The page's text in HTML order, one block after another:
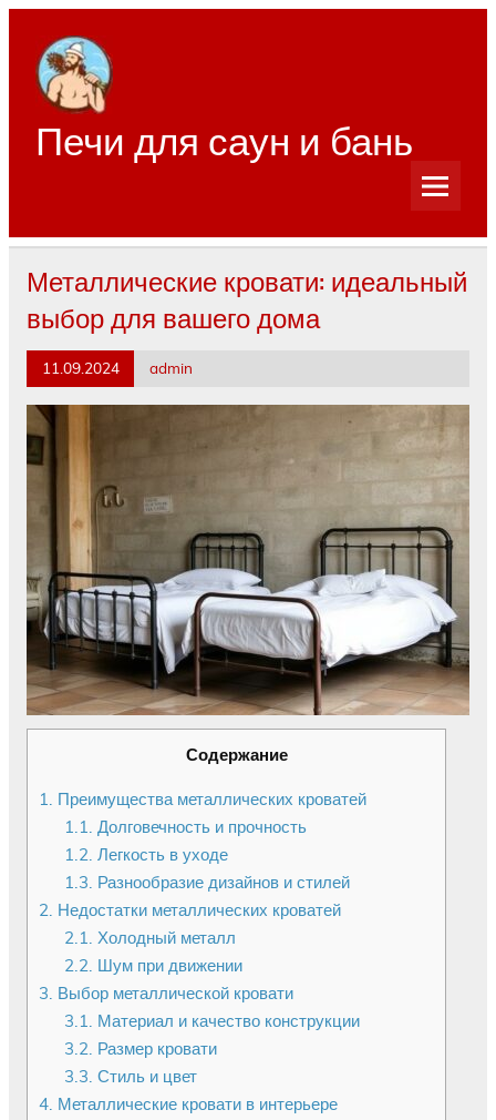
Перейти
содержимому
Печи для саун и бань
Металлические кровати: идеальный
выбор для вашего дома
11.09.2024 admin
Содержание
1. Преимущества металлических кроватей
1.1. Долговечность и прочность
1.2. Легкость в уходе
1.3. Разнообразие дизайнов и стилей
2. Недостатки металлических кроватей
2.1. Холодный металл
2.2. Шум при движении
3. Выбор металлической кровати
3.1. Материал и качество конструкции
3.2. Размер кровати
3.3. Стиль и цвет
4. Металлические кровати в интерьере